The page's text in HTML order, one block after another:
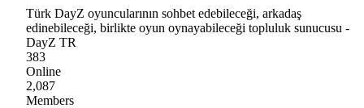
Türk DayZ oyuncularının sohbet edebileceği, arkadaş
edinebileceği, birlikte oyun oynayabileceği topluluk sunucusu -
DayZ TR
383
Online
2,087
Members